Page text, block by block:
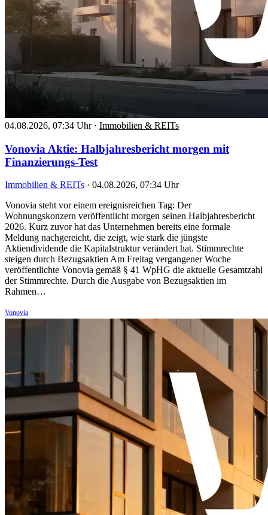
04.08.2026, 07:34 Uhr · Immobilien & REITs
Vonovia Aktie: Halbjahresbericht morgen mit
Finanzierungs-Test
Immobilien & REITs · 04.08.2026, 07:34 Uhr
Vonovia steht vor einem ereignisreichen Tag: Der
Wohnungskonzern veröffentlicht morgen seinen Halbjahresbericht
2026. Kurz zuvor hat das Unternehmen bereits eine formale
Meldung nachgereicht, die zeigt, wie stark die jüngste
Aktiendividende die Kapitalstruktur verändert hat. Stimmrechte
steigen durch Bezugsaktien Am Freitag vergangener Woche
veröffentlichte Vonovia gemäß § 41 WpHG die aktuelle Gesamtzahl
der Stimmrechte. Durch die Ausgabe von Bezugsaktien im
Rahmen…
Vonovia